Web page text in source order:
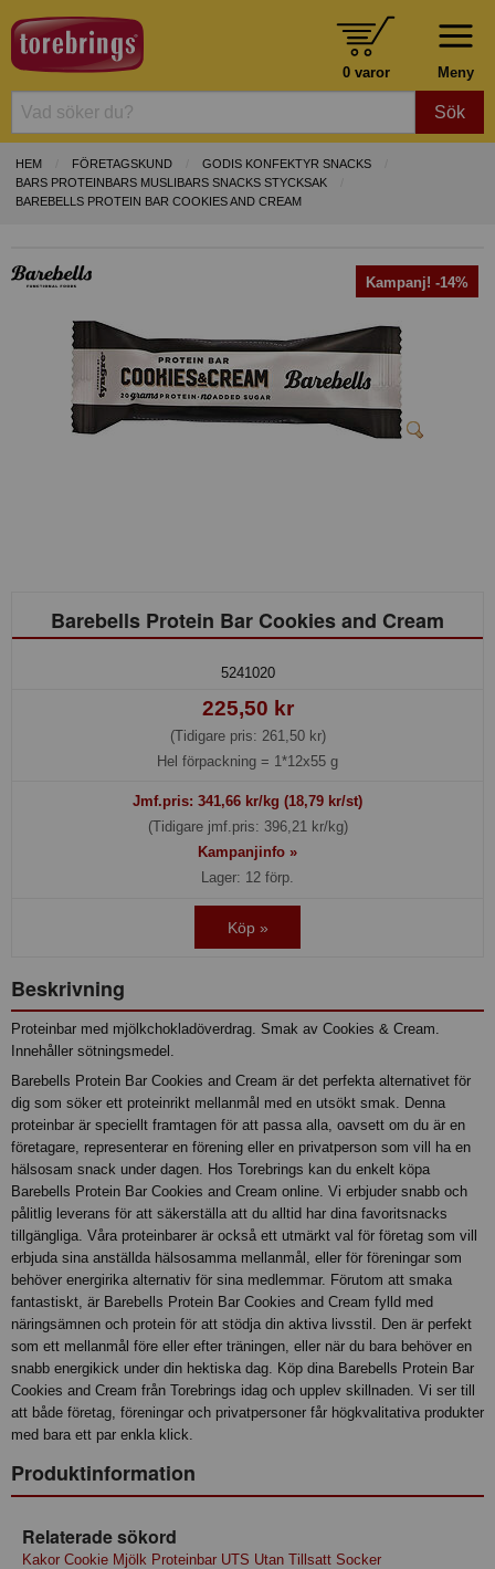
Meny
0 varor
Sök
HEM FÖRETAGSKUND
GODIS KONFEKTYR SNACKS
BARS PROTEINBARS MUSLIBARS SNACKS STYCKSAK
BAREBELLS PROTEIN BAR COOKIES AND CREAM
Kampanj! -14%
Barebells Protein Bar Cookies and Cream
5241020
225,50 kr
(Tidigare pris: 261,50 kr)
Hel förpackning = 1*12x55 g
Jmf.pris: 341,66 kr/kg (18,79 kr/st)
(Tidigare jmf.pris: 396,21 kr/kg)
Kampanjinfo »
Lager: 12 förp.
Köp »
Beskrivning
Proteinbar med mjölkchokladöverdrag. Smak av Cookies & Cream.
Innehåller sötningsmedel.
Barebells Protein Bar Cookies and Cream är det perfekta alternativet för
dig som söker ett proteinrikt mellanmål med en utsökt smak. Denna
proteinbar är speciellt framtagen för att passa alla, oavsett om du är en
företagare, representerar en förening eller en privatperson som vill ha en
hälsosam snack under dagen. Hos Torebrings kan du enkelt köpa
Barebells Protein Bar Cookies and Cream online. Vi erbjuder snabb och
pålitlig leverans för att säkerställa att du alltid har dina favoritsnacks
tillgängliga. Våra proteinbarer är också ett utmärkt val för företag som vill
erbjuda sina anställda hälsosamma mellanmål, eller för föreningar som
behöver energirika alternativ för sina medlemmar. Förutom att smaka
fantastiskt, är Barebells Protein Bar Cookies and Cream fylld med
näringsämnen och protein för att stödja din aktiva livsstil. Den är perfekt
som ett mellanmål före eller efter träningen, eller när du bara behöver en
snabb energikick under din hektiska dag. Köp dina Barebells Protein Bar
Cookies and Cream från Torebrings idag och upplev skillnaden. Vi ser till
att både företag, föreningar och privatpersoner får högkvalitativa produkter
med bara ett par enkla klick.
Produktinformation
Relaterade sökord
Kakor Cookie Mjölk Proteinbar UTS Utan Tillsatt Socker